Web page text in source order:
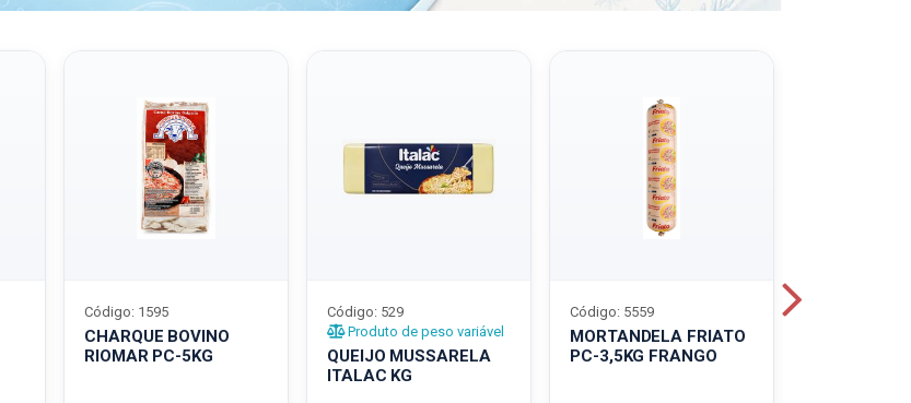
CHARQUE BOVINO
RIOMAR PC-5KG
Código: 1595
QUEIJO MUSSARELA
ITALAC KG
Código: 529
Produto de peso variável
MORTANDELA FRIATO
PC-3,5KG FRANGO
Código: 5559